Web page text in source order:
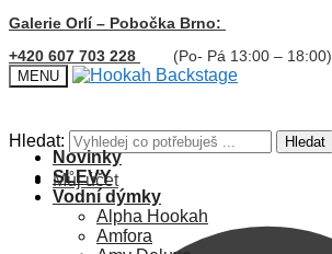
Galerie Orlí – Pobočka Brno:
+420 607 703 228
(Po- Pá 13:00 – 18:00)
MENU
Hledat: Hledat
Můj účet
Novinky
SLEVY
Vodní dýmky
Alpha Hookah
Amfora